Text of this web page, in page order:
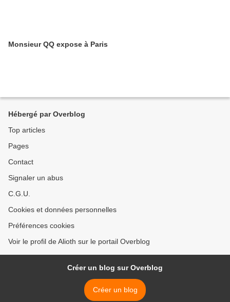
Monsieur QQ expose à Paris
Hébergé par Overblog
Top articles
Pages
Contact
Signaler un abus
C.G.U.
Cookies et données personnelles
Préférences cookies
Voir le profil de Alioth sur le portail Overblog
Créer un blog sur Overblog
Créer un blog